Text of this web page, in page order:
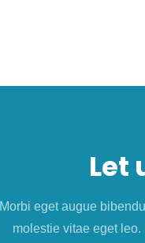
Let
Morbi eget augue
molestie vitae eget